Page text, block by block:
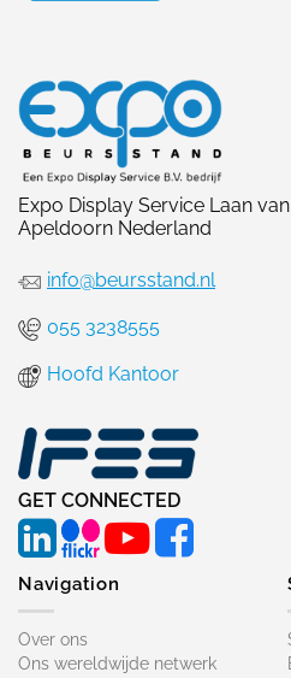
Expo Display Service Laan
Apeldoorn Nederland
info@beursstand.nl
055 3238555
Hoofd Kantoor
GET CONNECTED
Navigation
Over ons
Ons wereldwijde netwerk